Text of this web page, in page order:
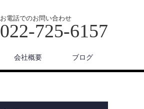
お電話でのお問い合わせ
022-725-6157
会社概要 ブログ